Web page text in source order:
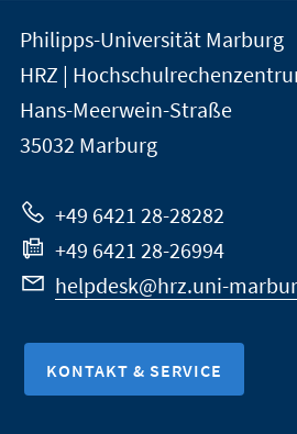
Kontakt
und
Informationen
zur
Website
der
Universität
Marburg
Philipps-Universität Marburg
HRZ |
Hans-Meerwein-Straße
35032 Marburg
+49 6421 28-28282
+49 6421 28-26994
helpdesk@hrz.uni-
KONTAKT & SERVICE